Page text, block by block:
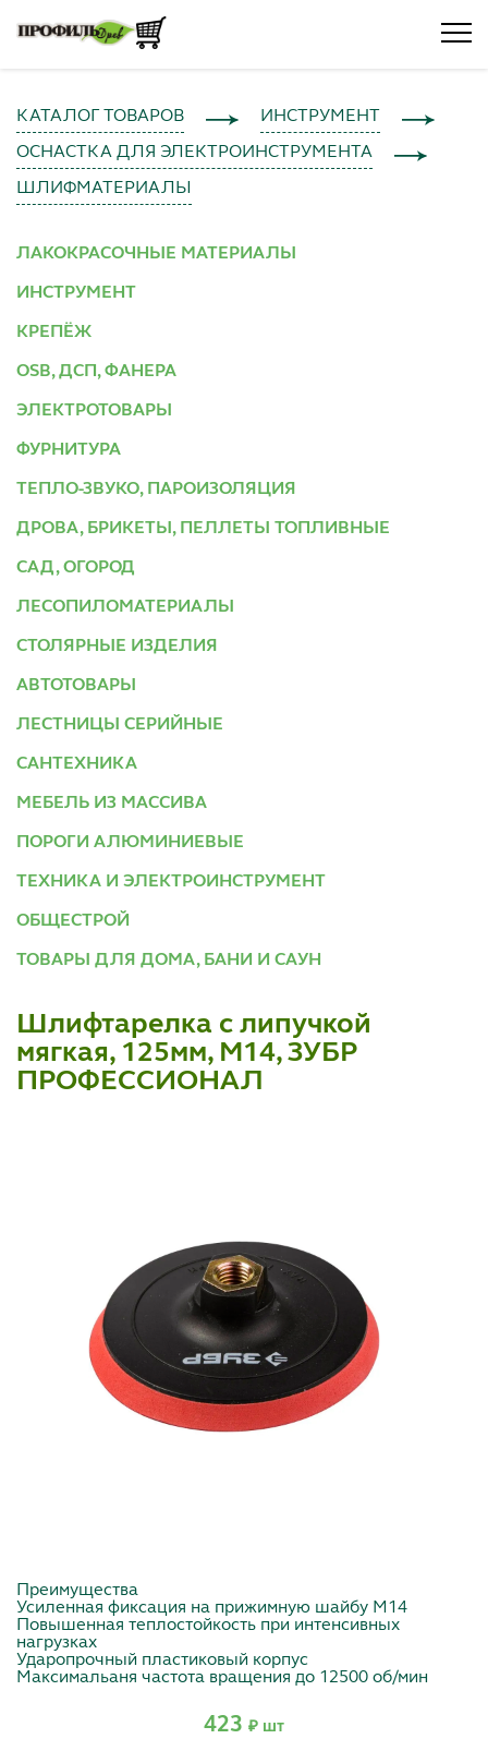
КАТАЛОГ ТОВАРОВ ИНСТРУМЕНТ
ОСНАСТКА ДЛЯ ЭЛЕКТРОИНСТРУМЕНТА
ШЛИФМАТЕРИАЛЫ
ЛАКОКРАСОЧНЫЕ МАТЕРИАЛЫ
ИНСТРУМЕНТ
КРЕПЁЖ
OSB, ДСП, ФАНЕРА
ЭЛЕКТРОТОВАРЫ
ФУРНИТУРА
ТЕПЛО-ЗВУКО, ПАРОИЗОЛЯЦИЯ
ДРОВА, БРИКЕТЫ, ПЕЛЛЕТЫ ТОПЛИВНЫЕ
САД, ОГОРОД
ЛЕСОПИЛОМАТЕРИАЛЫ
СТОЛЯРНЫЕ ИЗДЕЛИЯ
АВТОТОВАРЫ
ЛЕСТНИЦЫ СЕРИЙНЫЕ
САНТЕХНИКА
МЕБЕЛЬ ИЗ МАССИВА
ПОРОГИ АЛЮМИНИЕВЫЕ
ТЕХНИКА И ЭЛЕКТРОИНСТРУМЕНТ
ОБЩЕСТРОЙ
ТОВАРЫ ДЛЯ ДОМА, БАНИ И САУН
Шлифтарелка с липучкой
мягкая, 125мм, М14, ЗУБР
ПРОФЕССИОНАЛ
Преимущества
Усиленная фиксация на прижимную шайбу М14
Повышенная теплостойкость при интенсивных
нагрузках
Ударопрочный пластиковый корпус
Максимальаня частота вращения до 12500 об/мин
423 ₽ шт